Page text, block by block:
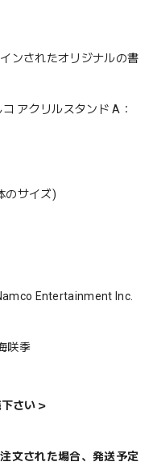
ンされたオリジナルの書
アクリルスタンド A：
のサイズ)
Entertainment Inc.
咲季
さい＞
文された場合、発送予定